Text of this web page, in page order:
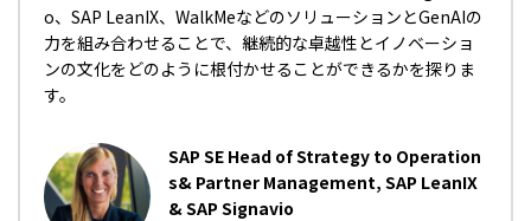
o、SAP LeanIX、WalkMeなどのソリューションとGenAIの
力を組み合わせることで、継続的な卓越性とイノベーショ
ンの文化をどのように根付かせることができるかを探りま
す。
SAP SE Head of Strategy to Operation
s& Partner Management, SAP LeanIX
& SAP Signavio